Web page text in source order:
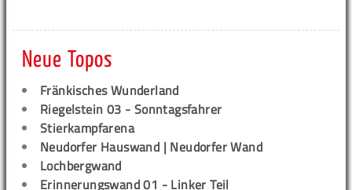
Neue Topos
Fränkisches Wunderland
Riegelstein 03 - Sonntagsfahrer
Stierkampfarena
Neudorfer Hauswand | Neudorfer Wand
Lochbergwand
Erinnerungswand 01 - Linker Teil